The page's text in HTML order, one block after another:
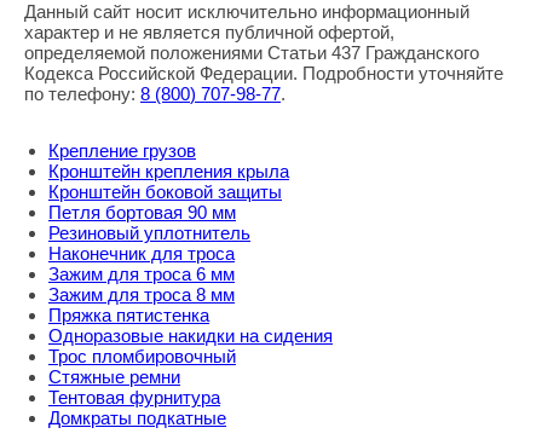
Данный сайт носит исключительно информационный
характер и не является публичной офертой,
определяемой положениями Статьи 437 Гражданского
Кодекса Российской Федерации. Подробности уточняйте
по телефону: 8 (800) 707-98-77.
Крепление грузов
Кронштейн крепления крыла
Кронштейн боковой защиты
Петля бортовая 90 мм
Резиновый уплотнитель
Наконечник для троса
Зажим для троса 6 мм
Зажим для троса 8 мм
Пряжка пятистенка
Одноразовые накидки на сидения
Трос пломбировочный
Стяжные ремни
Тентовая фурнитура
Домкраты подкатные